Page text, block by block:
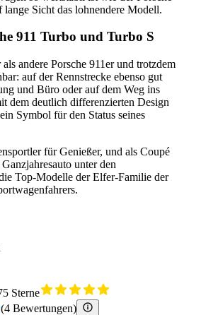
lange Sicht das lohnendere Modell.
911 Turbo und Turbo S
andere Porsche 911er und trotzdem
auf der Rennstrecke ebenso gut
und Büro oder auf dem Weg ins
dem deutlich differenzierten Design
Symbol für den Status seines
für Genießer, und als Coupé
unter den
Top-Modelle der Elfer-Familie der
Sterne
(4 Bewertungen)